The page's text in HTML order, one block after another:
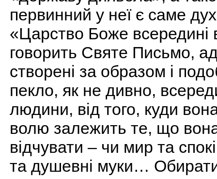
первинний у неї є саме
«Царство Боже
говорить Святе Письмо,
створені за образом і
пекло, як не дивно,
людини, від того, куди
волю залежить те, що
відчувати – чи мир та
та душевні муки…